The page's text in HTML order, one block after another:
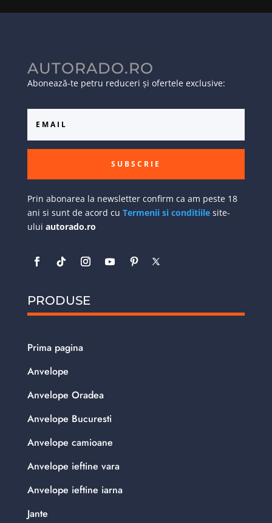
AUTORADO.RO
Abonează-te petru reduceri și ofertele exclusive:
SUBSCRIE
Prin abonarea la newsletter confirm ca am peste 18
ani si sunt de acord cu Termenii si conditiilesite-
ului autorado.ro
PRODUSE
Prima pagina
Anvelope
Anvelope Oradea
Anvelope Bucuresti
Anvelope camioane
Anvelope ieftine vara
Anvelope ieftine iarna
Jante